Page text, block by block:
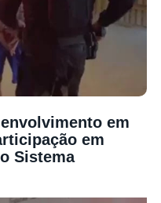
em
em
Sistema